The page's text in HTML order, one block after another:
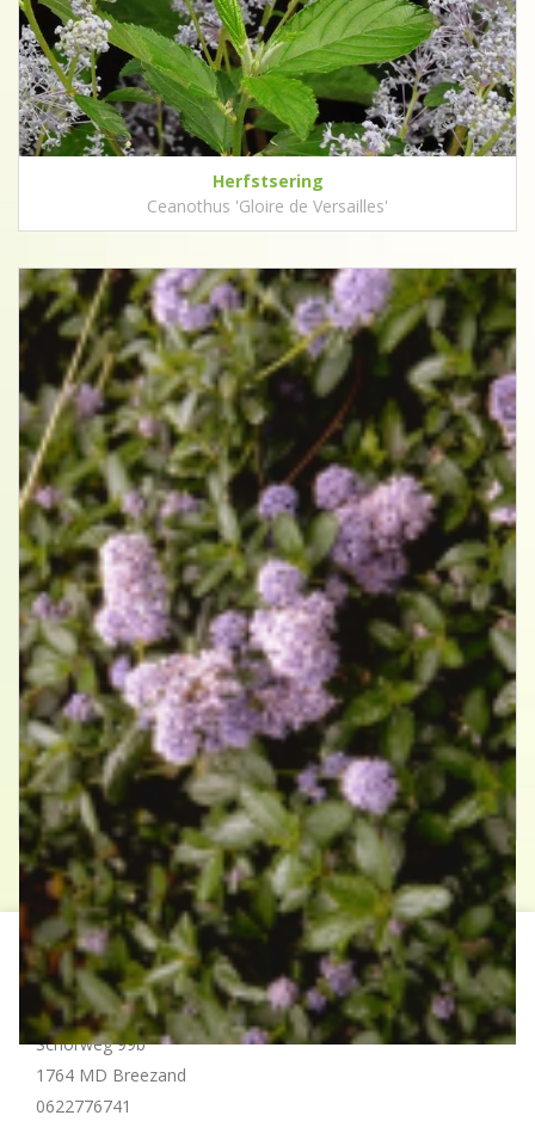
Herfstsering
Ceanothus 'Gloire de Versailles'
Kruipende herfstsering
Ceanothus thyrsiflorus var. repens
Contact
Hollander Hoveniers
Schorweg 99b
1764 MD Breezand
0622776741